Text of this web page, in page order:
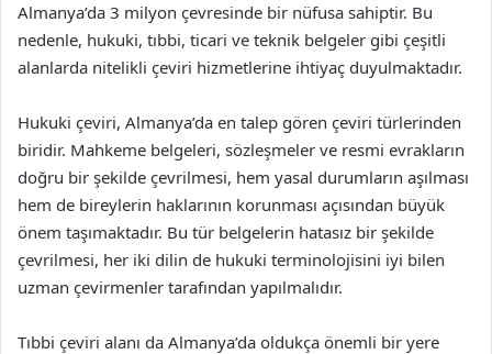
Almanya’da 3 milyon çevresinde bir nüfusa sahiptir. Bu
nedenle, hukuki, tıbbi, ticari ve teknik belgeler gibi çeşitli
alanlarda nitelikli çeviri hizmetlerine ihtiyaç duyulmaktadır.
Hukuki çeviri, Almanya’da en talep gören çeviri türlerinden
biridir. Mahkeme belgeleri, sözleşmeler ve resmi evrakların
doğru bir şekilde çevrilmesi, hem yasal durumların aşılması
hem de bireylerin haklarının korunması açısından büyük
önem taşımaktadır. Bu tür belgelerin hatasız bir şekilde
çevrilmesi, her iki dilin de hukuki terminolojisini iyi bilen
uzman çevirmenler tarafından yapılmalıdır.
Tıbbi çeviri alanı da Almanya’da oldukça önemli bir yere